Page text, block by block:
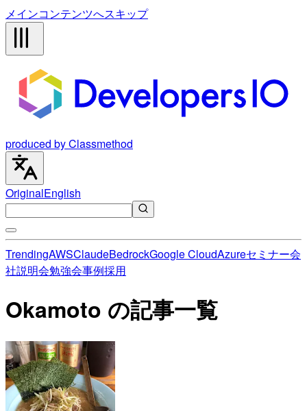
メインコンテンツへスキップ
produced by Classmethod
OriginalEnglish
TrendingAWSClaudeBedrockGoogle CloudAzureセミナー会
社説明会勉強会事例採用
Okamoto の記事一覧